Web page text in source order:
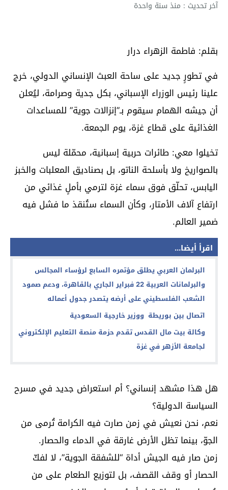
آخر تحديث : منذ سنة واحدة
بقلم: فاطمة الزهراء درار
في تطورٍ جديد على ساحة العبث الإنساني الدولي، خرج
علينا رئيس الوزراء الإسباني، بكل جدية وصرامة، ليُعلن
أن جيشه الهمام سيقوم بـ”إنزالات جوية” للمساعدات
الغذائية على قطاع غزة، يوم الجمعة.
تخيلوا معي: طائرات حربية إسبانية، محمّلة ليس
بالصواريخ ولا بأسلحة الناتو، بل بصناديق المعلبات والخبز
اليابس، تحلّق فوق سماء غزة لترمي بأملٍ غذائي من
ارتفاع آلاف الأمتار، وكأن السماء ستُنقذ ما فشل فيه
ضمير العالم.
اقرأ أيضا...
البرلمان العربي يطلق مؤتمره السابع لرؤساء المجالس
والبرلمانات العربية 22 فبراير الجاري بالقاهرة، ودعم صمود
الشعب الفلسطيني على أرضه يتصدر جدول أعماله
اتصال بين بوريطة ووزير خارجية السعودية
وكالة بيت مال القدس تقدم حزمة منصة التعليم الإلكتروني
لجامعة الأزهر في غزة
هل هذا مشهد إنساني؟ أم استعراض جديد في مسرح
السياسة الدولية؟
نعم، نحن نعيش في زمن صارت فيه الكرامة تُرمى من
الجوّ، بينما تظل الأرض غارقة في الدماء والحصار.
زمن صار فيه الجيش أداة “للشفقة الجوية”، لا لفكّ
الحصار أو وقف القصف، بل لتوزيع الطعام على من